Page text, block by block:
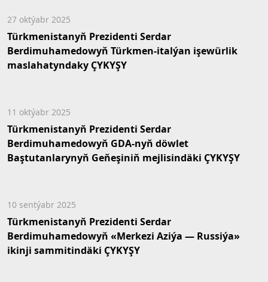
27 oktýabr 2025
Türkmenistanyň Prezidenti Serdar
Berdimuhamedowyň Türkmen-italýan işewürlik
maslahatyndaky ÇYKYŞY
11 oktýabr 2025
Türkmenistanyň Prezidenti Serdar
Berdimuhamedowyň GDA-nyň döwlet
Baştutanlarynyň Geňeşiniň mejlisindäki ÇYKYŞY
10 sentýabr 2025
Türkmenistanyň Prezidenti Serdar
Berdimuhamedowyň «Merkezi Aziýa — Russiýa»
ikinji sammitindäki ÇYKYŞY